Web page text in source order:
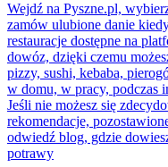
Wejdź na Pyszne.pl,
zamów ulubione danie
restauracje dostępne na
dowóz, dzięki czemu
pizzy, sushi, kebaba,
w domu, w pracy, podczas
Jeśli nie możesz się
rekomendacje,
odwiedź blog, gdzie
potrawy